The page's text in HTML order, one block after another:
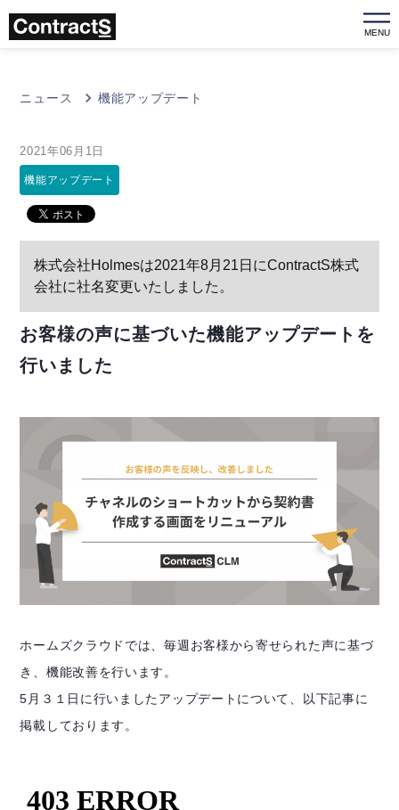
MENU
ニュース 機能アップデート
2021年06月1日
機能アップデート
株式会社Holmesは2021年8月21日にContractS株式
会社に社名変更いたしました。
お客様の声に基づいた機能アップデートを
行いました
ホームズクラウドでは、毎週お客様から寄せられた声に基づ
き、機能改善を行います。
5月３１日に行いましたアップデートについて、以下記事に
掲載しております。